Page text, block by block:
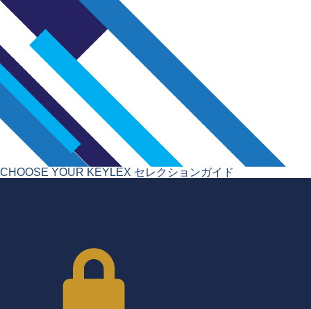
CHOOSE YOUR KEYLEX セレクションガイド